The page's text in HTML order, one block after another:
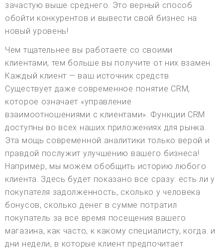
зачастую выше среднего. Это верный способ
обойти конкурентов и вывести свой бизнес на
новый уровень!
Чем тщательнее вы работаете со своими
клиентами, тем больше вы получите от них взамен.
Каждый клиент — ваш источник средств.
Существует даже современное понятие CRM,
которое означает «управление
взаимоотношениями с клиентами». Функции CRM
доступны во всех наших приложениях для рынка.
Эта мощь современной аналитики только верой и
правдой послужит улучшению вашего бизнеса!
Например, мы можем обобщить историю любого
клиента. Здесь будет показано все сразу: есть ли у
покупателя задолженность, сколько у человека
бонусов, сколько денег в сумме потратил
покупатель за все время посещения вашего
магазина, как часто, к какому специалисту, когда. и
дни недели, в которые клиент предпочитает